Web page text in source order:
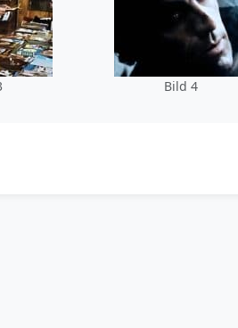
Bild 4